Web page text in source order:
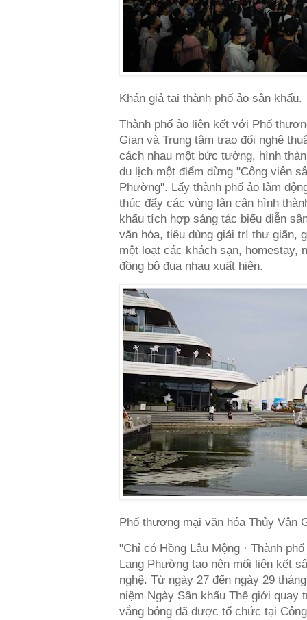
Khán giả tại thành phố ảo sân khấu.
Thành phố ảo liên kết với Phố
Gian và Trung tâm trao đổi nghệ
cách nhau một bức tường, hình
du lịch một điểm dừng "Công viên
Phường". Lấy thành phố ảo làm
thúc đẩy các vùng lân cận hình
khấu tích hợp sáng tác biểu diễn
văn hóa, tiêu dùng giải trí thư giãn,
một loạt các khách sạn, homestay,
đồng bộ đua nhau xuất hiện.
Phố thương mại văn hóa Thủy Vân
"Chỉ có Hồng Lâu Mộng · Thành
Lang Phường tạo nên mối liên kết
nghệ. Từ ngày 27 đến ngày 29
niệm Ngày Sân khấu Thế giới quay
vắng bóng đã được tổ chức tại